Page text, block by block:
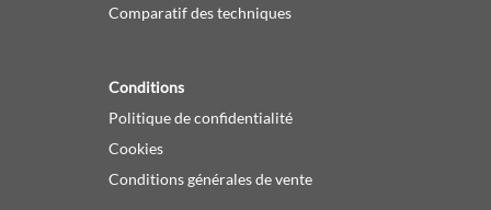
Comparatif des techniques
Conditions
Politique de confidentialité
Cookies
Conditions générales de vente